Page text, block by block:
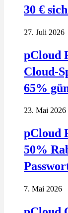
30 €
27. Juli 2026
pCloud
Cloud-
65%
23. Mai 2026
pCloud
50%
7. Mai 2026